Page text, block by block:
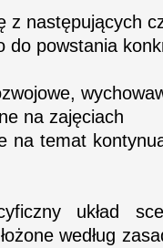
z następujących
do powstania
na zajęciach
na temat
układ
według